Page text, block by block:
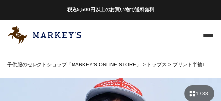
税込5,500円以上のお買い物で送料無料
子供服のセレクトショップ「MARKEY'S ONLINE STORE」 トップス プリント半袖T
1 / 38